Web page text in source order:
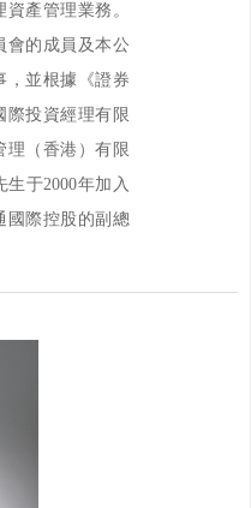
產管理業務。
會的成員及本公
，並根據《證券
際投資經理有限
理（香港）有限
于2000年加入
國際控股的副總